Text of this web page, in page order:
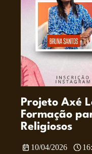
Projeto Axé
Formação
Religiosos
10/04/2026